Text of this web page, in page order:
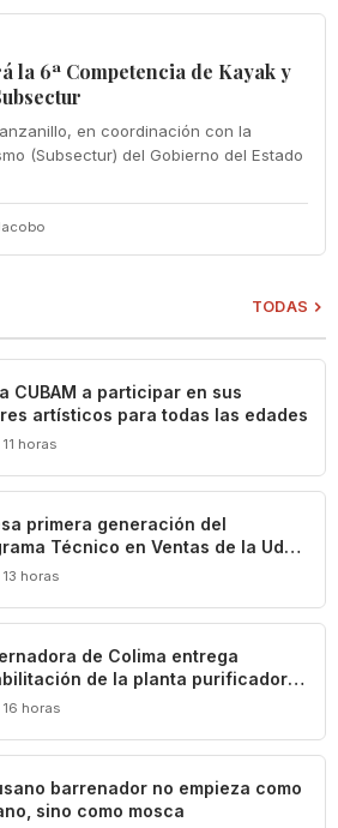
la 6ª Competencia de Kayak y
en coordinación con la
(Subsectur) del Gobierno del Estado
TODAS
CUBAM a participar en sus
artísticos para todas las edades
horas
primera generación del
Técnico en Ventas de la UdeC
Group
horas
de Colima entrega
de la planta purificadora
en Puerta de Ánzar
horas
barrenador no empieza como
sino como mosca